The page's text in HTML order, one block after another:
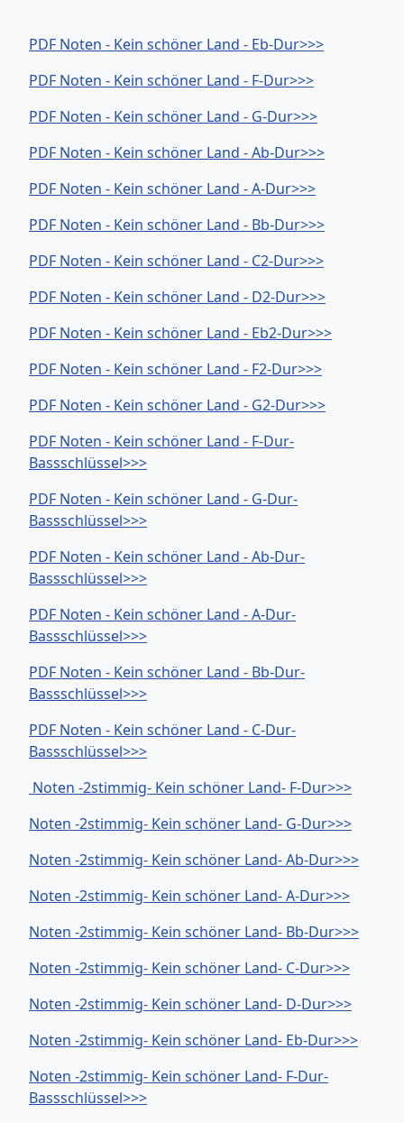
PDF Noten - Kein schöner Land - Eb-Dur>>>
PDF Noten - Kein schöner Land - F-Dur>>>
PDF Noten - Kein schöner Land - G-Dur>>>
PDF Noten - Kein schöner Land - Ab-Dur>>>
PDF Noten - Kein schöner Land - A-Dur>>>
PDF Noten - Kein schöner Land - Bb-Dur>>>
PDF Noten - Kein schöner Land - C2-Dur>>>
PDF Noten - Kein schöner Land - D2-Dur>>>
PDF Noten - Kein schöner Land - Eb2-Dur>>>
PDF Noten - Kein schöner Land - F2-Dur>>>
PDF Noten - Kein schöner Land - G2-Dur>>>
PDF Noten - Kein schöner Land - F-Dur-
Bassschlüssel>>>
PDF Noten - Kein schöner Land - G-Dur-
Bassschlüssel>>>
PDF Noten - Kein schöner Land - Ab-Dur-
Bassschlüssel>>>
PDF Noten - Kein schöner Land - A-Dur-
Bassschlüssel>>>
PDF Noten - Kein schöner Land - Bb-Dur-
Bassschlüssel>>>
PDF Noten - Kein schöner Land - C-Dur-
Bassschlüssel>>>
Noten -2stimmig- Kein schöner Land- F-Dur>>>
Noten -2stimmig- Kein schöner Land- G-Dur>>>
Noten -2stimmig- Kein schöner Land- Ab-Dur>>>
Noten -2stimmig- Kein schöner Land- A-Dur>>>
Noten -2stimmig- Kein schöner Land- Bb-Dur>>>
Noten -2stimmig- Kein schöner Land- C-Dur>>>
Noten -2stimmig- Kein schöner Land- D-Dur>>>
Noten -2stimmig- Kein schöner Land- Eb-Dur>>>
Noten -2stimmig- Kein schöner Land- F-Dur-
Bassschlüssel>>>